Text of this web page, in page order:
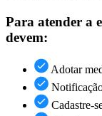
Para atender a
devem:
Adotar
Cadastre-